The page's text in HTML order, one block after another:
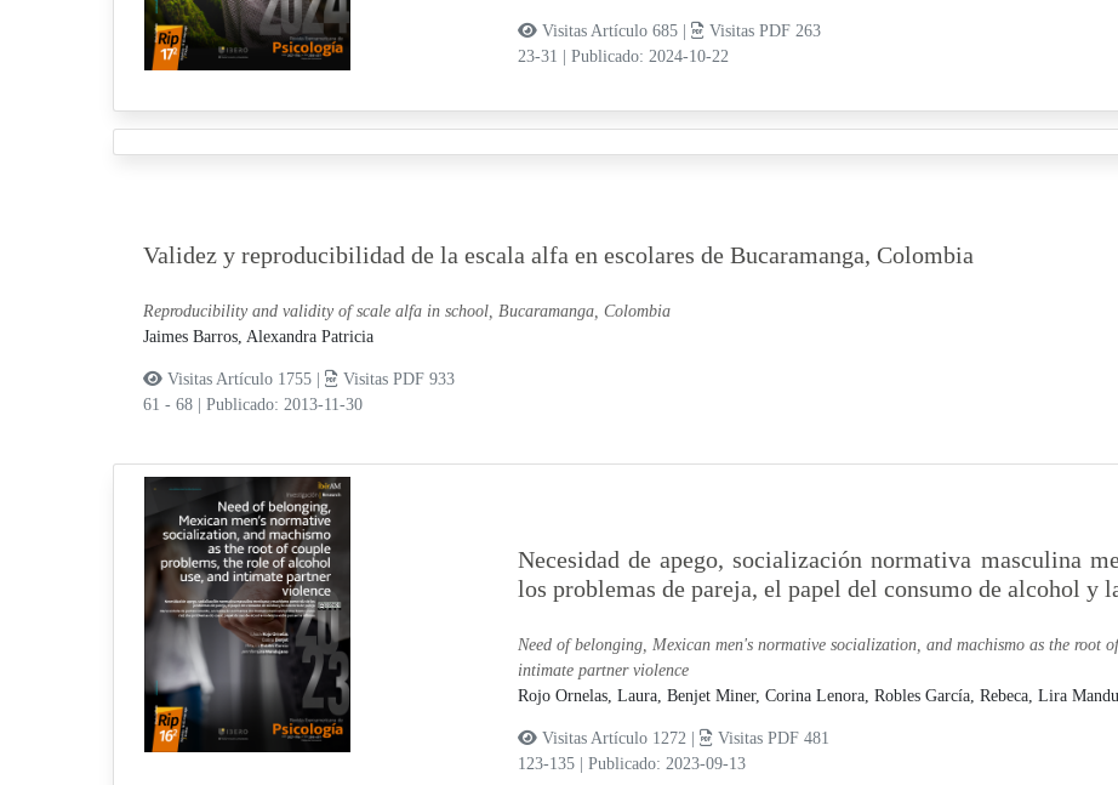
Visitas Artículo 685 |
Visitas PDF 263
23-31
Publicado: 2024-10-22
Validez y reproducibilidad de la escala alfa en escolares de Bucaramanga, Colombia
Reproducibility and validity of scale alfa in school, Bucaramanga, Colombia
Jaimes Barros, Alexandra Patricia
Visitas Artículo 1755 |
Visitas PDF 933
61 - 68
Publicado: 2013-11-30
Necesidad de apego, socialización normativa masculina
los problemas de pareja, el papel del consumo de alcohol y
Need of belonging, Mexican men's normative socialization, and machismo as the root
intimate partner violence
Rojo Ornelas, Laura, Benjet Miner, Corina Lenora, Robles García, Rebeca, Lira
Visitas Artículo 1272 |
Visitas PDF 481
123-135
Publicado: 2023-09-13